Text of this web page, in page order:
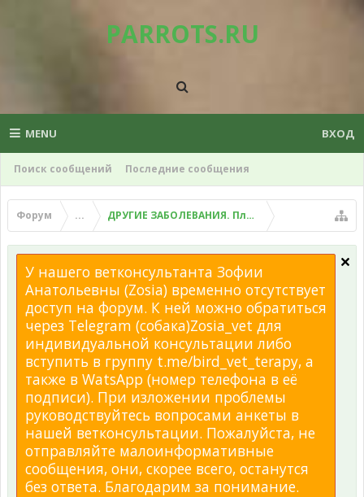
PARROTS.RU
MENU
Поиск сообщений Последние сообщения
ВХОД
Форум ... ДРУГИЕ ЗАБОЛЕВАНИЯ. Плохой помет, рвота и
У нашего ветконсультанта Зофии
Анатольевны (Zosia) временно отсутствует
доступ на форум. К ней можно обратиться
через Telegram (собака)Zosia_vet для
индивидуальной консультации либо
вступить в группу t.me/bird_vet_terapy, а
также в WatsApp (номер телефона в её
подписи). При изложении проблемы
руководствуйтесь вопросами анкеты в
нашей ветконсультации. Пожалуйста, не
отправляйте малоинформативные
сообщения, они, скорее всего, останутся
без ответа. Благодарим за понимание.